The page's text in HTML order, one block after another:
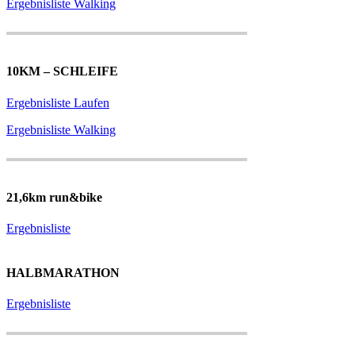
Ergebnisliste Walking
10KM – SCHLEIFE
Ergebnisliste Laufen
Ergebnisliste Walking
21,6km run&bike
Ergebnisliste
HALBMARATHON
Ergebnisliste